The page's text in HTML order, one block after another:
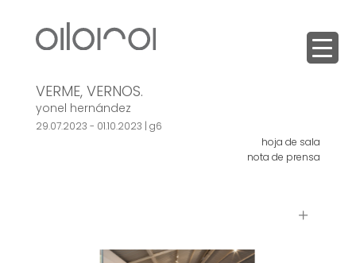
VERME, VERNOS.
yonel hernández
29.07.2023 - 01.10.2023 | g6
hoja de sala
nota de prensa